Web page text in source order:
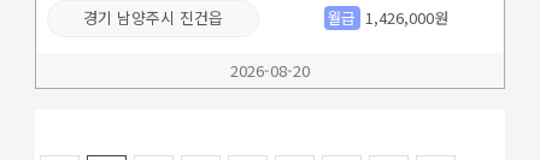
경기 남양주시 진건읍 월급 1,426,000원
2026-08-20